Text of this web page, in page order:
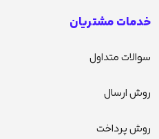
خدمات مشتریان
سوالات متداول
روش ارسال
روش پرداخت